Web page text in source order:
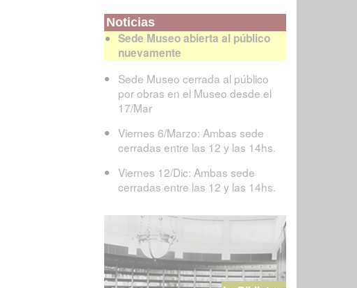
Noticias
Sede Museo abierta al público
nuevamente
Sede Museo cerrada al público
por obras en el Museo desde el
17/Mar
Viernes 6/Marzo: Ambas sede
cerradas entre las 12 y las 14hs.
Viernes 12/Dic: Ambas sede
cerradas entre las 12 y las 14hs.